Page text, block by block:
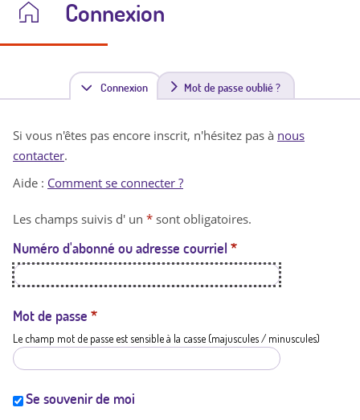
Connexion
Connexion(
n
t
a
t
i
Mot de passe oublié ?
Si vous n'êtes pas encore inscrit, n'hésitez pas à nous
contacter.
Aide : Comment se connecter ?
Les champs suivis d' un * sont obligatoires.
Numéro d'abonné ou adresse courriel *
Mot de passe *
Le champ mot de passe est sensible à la casse (majuscules / minuscules)
Se souvenir de moi